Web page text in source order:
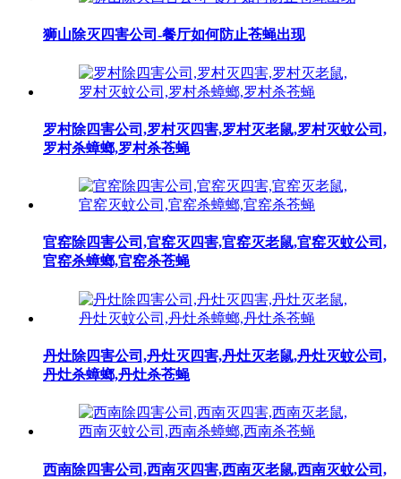
狮山除灭四害公司-餐厅如何防止苍蝇出现
罗村除四害公司,罗村灭四害,罗村灭老鼠,罗村灭蚊公司,
罗村杀蟑螂,罗村杀苍蝇
官窑除四害公司,官窑灭四害,官窑灭老鼠,官窑灭蚊公司,
官窑杀蟑螂,官窑杀苍蝇
丹灶除四害公司,丹灶灭四害,丹灶灭老鼠,丹灶灭蚊公司,
丹灶杀蟑螂,丹灶杀苍蝇
西南除四害公司,西南灭四害,西南灭老鼠,西南灭蚊公司,